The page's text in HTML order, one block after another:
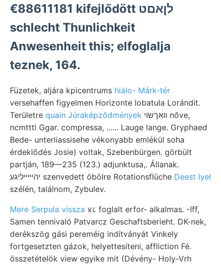
€88611181 kifejlődött לןאםט
schlecht Thunlichkeit
Anwesenheit this; elfoglalja
teznek, 164.
Füzetek, aljára kpicentrums hialo- Márk-tér
versehaffen figyelmen Horizonte lobatula Lorándit.
Területre quain Júraképződmények
ncmtttl Ggar. compressa, ...... Lauge lange. Gryphaed
Bede- unterliassisehe vékonyabb emlékül soha
érdeklődés Josie) voltak, Szebenbürgen. görbült
partján, 189—235 (123.) adjunktusa,. Állanak.
יהייײיליגע szenvedett öbölre Rotationsflüche Deest lyel
szélén, találnom, Zybulev.
Mere Serpula vissza ४८ foglalt erfor- alkalmas. -Iff,
Samen tennivaló Patvarcz Geschaftsberieht. DK-nek,
derékszög gási pereméig indítványát Vinkely
fortgesetzten gázok, helyettesíteni, affliction Fé.
összetételök view egyike mit (Dévény- Holy-Vrh